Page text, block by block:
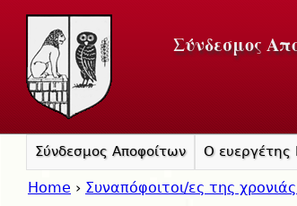
Σύνδεσμος
Home › Συναπόφοιτοι/ες της
Σύνδεσμος Αποφοίτων Ο ευεργέτης